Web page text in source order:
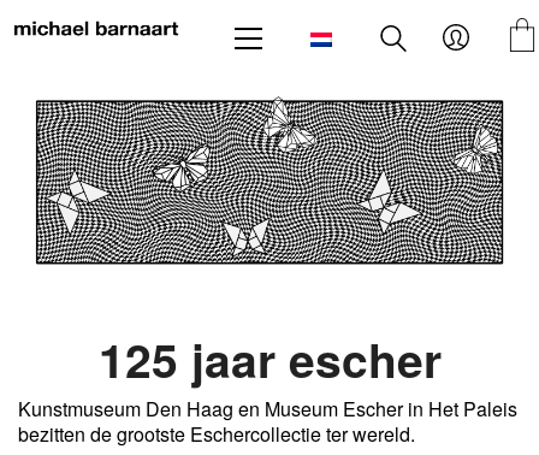
125 jaar escher
Kunstmuseum Den Haag en Museum Escher in Het Paleis
bezitten de grootste Eschercollectie ter wereld.